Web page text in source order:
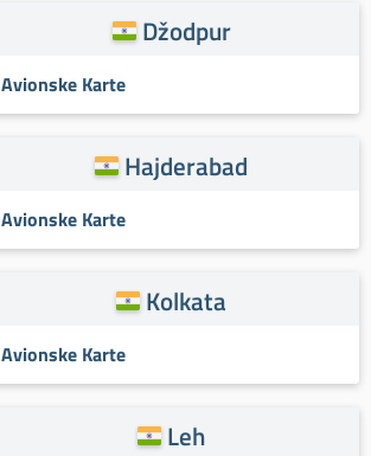
Džodpur
Avionske Karte
Hajderabad
Avionske Karte
Kolkata
Avionske Karte
Leh